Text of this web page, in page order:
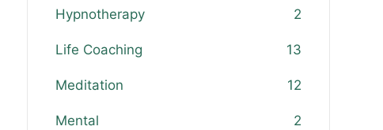
Hypnotherapy 2
Life Coaching 13
Meditation 12
Mental 2